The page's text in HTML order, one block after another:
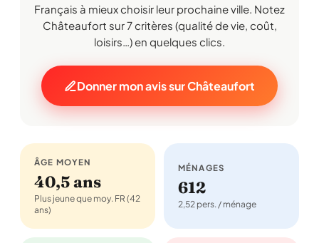
Français à mieux choisir leur prochaine ville. Notez
Châteaufort sur 7 critères (qualité de vie, coût,
loisirs…) en quelques clics.
Donner mon avis sur Châteaufort
ÂGE MOYEN
40,5 ans
Plus jeune que moy. FR (42
ans)
MÉNAGES
612
2,52 pers. / ménage